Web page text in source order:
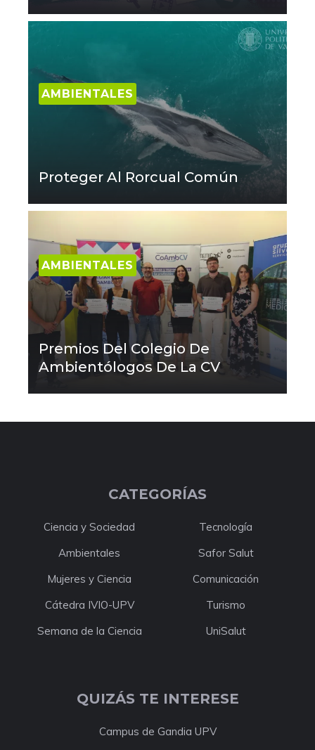
AMBIENTALES
Proteger Al Rorcual Común
AMBIENTALES
Premios Del Colegio De
Ambientólogos De La CV
CATEGORÍAS
Ciencia y Sociedad
Tecnología
Ambientales
Safor Salut
Mujeres y Ciencia
Comunicación
Cátedra IVIO-UPV
Turismo
Semana de la Ciencia
UniSalut
QUIZÁS TE INTERESE
Campus de Gandia UPV